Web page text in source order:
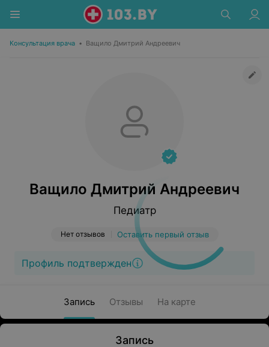
Консультация врача • Ващило Дмитрий Андреевич
Ващило Дмитрий Андреевич
Педиатр
Нет отзывов Оставить первый отзыв
Профиль подтвержден
Запись Отзывы На карте
Запись